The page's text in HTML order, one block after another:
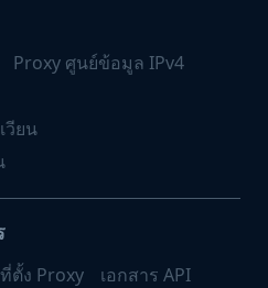
Proxy ศูนย์ข้อมูล IPv4
วียน
ตั้ง Proxy
เอกสาร API